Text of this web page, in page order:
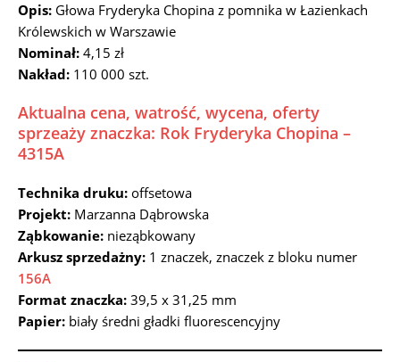
Opis: Głowa Fryderyka Chopina z pomnika w Łazienkach
Królewskich w Warszawie
Nominał: 4,15 zł
Nakład: 110 000 szt.
Aktualna cena, watrość, wycena, oferty
sprzeaży znaczka: Rok Fryderyka Chopina –
4315A
Technika druku: offsetowa
Projekt: Marzanna Dąbrowska
Ząbkowanie: nieząbkowany
Arkusz sprzedażny: 1 znaczek, znaczek z bloku numer
156A
Format znaczka: 39,5 x 31,25 mm
Papier: biały średni gładki fluorescencyjny